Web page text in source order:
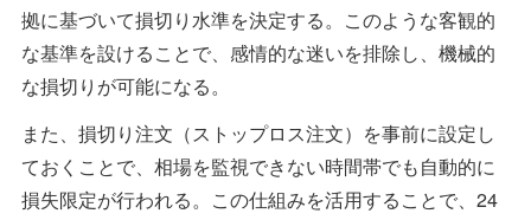
拠に基づいて損切り水準を決定する。このような客観的
な基準を設けることで、感情的な迷いを排除し、機械的
な損切りが可能になる。
また、損切り注文（ストップロス注文）を事前に設定し
ておくことで、相場を監視できない時間帯でも自動的に
損失限定が行われる。この仕組みを活用することで、24